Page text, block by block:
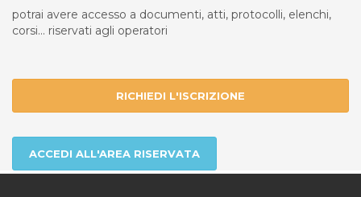
potrai avere accesso a documenti, atti, protocolli, elenchi,
corsi... riservati agli operatori
RICHIEDI L'ISCRIZIONE
ACCEDI ALL'AREA RISERVATA